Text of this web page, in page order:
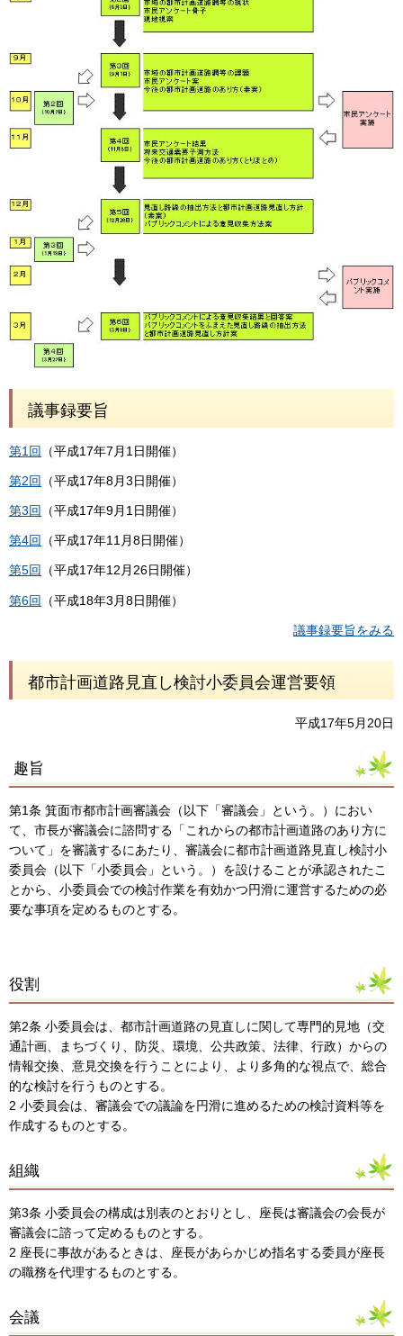
議事録要旨
第1回 （平成17年7月1日開催）
第2回 （平成17年8月3日開催）
第3回 （平成17年9月1日開催）
第4回 （平成17年11月8日開催）
第5回 （平成17年12月26日開催）
第6回 （平成18年3月8日開催）
議事録要旨をみる
都市計画道路見直し検討小委員会運営要領
平成17年5月20日
趣旨
第1条 箕面市都市計画審議会（以下「審議会」という。）におい
て、市長が審議会に諮問する「これからの都市計画道路のあり方に
ついて」を審議するにあたり、審議会に都市計画道路見直し検討小
委員会（以下「小委員会」という。）を設けることが承認されたこ
とから、小委員会での検討作業を有効かつ円滑に運営するための必
要な事項を定めるものとする。
役割
第2条 小委員会は、都市計画道路の見直しに関して専門的見地（交
通計画、まちづくり、防災、環境、公共政策、法律、行政）からの
情報交換、意見交換を行うことにより、より多角的な視点で、総合
的な検討を行うものとする。
2 小委員会は、審議会での議論を円滑に進めるための検討資料等を
作成するものとする。
組織
第3条 小委員会の構成は別表のとおりとし、座長は審議会の会長が
審議会に諮って定めるものとする。
2 座長に事故があるときは、座長があらかじめ指名する委員が座長
の職務を代理するものとする。
会議